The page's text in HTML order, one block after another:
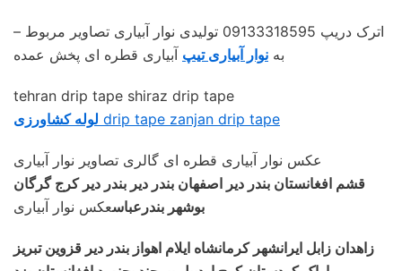
– اترک دریپ 09133318595 تولیدی نوار آبیاری تصاویر مربوط
به نوار آبیاری تیپ آبیاری قطره ای پخش عمده
tehran drip tape shiraz drip tape
لوله کشاورزی drip tape zanjan drip tape
عکس نوار آبیاری قطره ای گالری تصاویر نوار آبیاری
قشم افغانستان بندر دیر اصفهان بندر دیر بندر دیر کرج گرگان
بوشهر بندرعباسعکس نوار آبیاری
زاهدان زابل ایرانشهر کرمانشاه ایلام اهواز بندر دیر قزوین تبریز